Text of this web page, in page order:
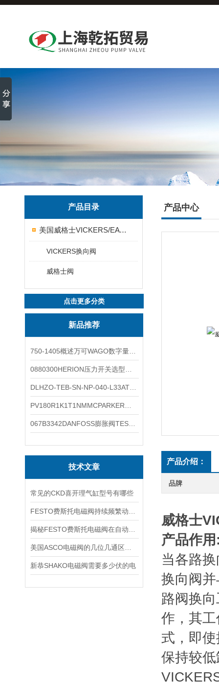
产品目录
美国威格士VICKERS/EATON
VICKERS换向阀
威格士阀
点击更多分类
新品推荐
技术文章
常见的CKD喜开理气缸型号有哪些
新恭SHAKO电磁阀需要多少伏的电
产品中心
产品介绍：
品牌
威格士
产品作
当各路
换向阀
路阀换
作，其
式，即
保持较